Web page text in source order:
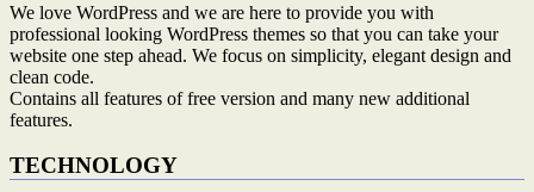
We love WordPress and we are here to provide you with
professional looking WordPress themes so that you can take your
website one step ahead. We focus on simplicity, elegant design and
clean code.
Contains all features of free version and many new additional
features.
TECHNOLOGY